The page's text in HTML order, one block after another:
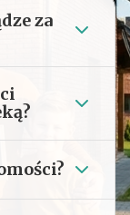
za